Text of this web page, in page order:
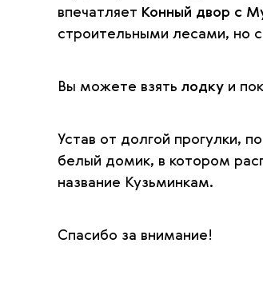
впечатляет Конный двор с
строительными лесами, но
Вы можете взять лодку и
Устав от долгой прогулки,
белый домик, в котором
название Кузьминкам.
Спасибо за внимание!